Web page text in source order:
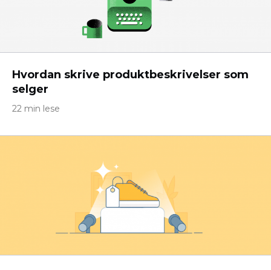
Hvordan skrive produktbeskrivelser som
selger
22 min lese